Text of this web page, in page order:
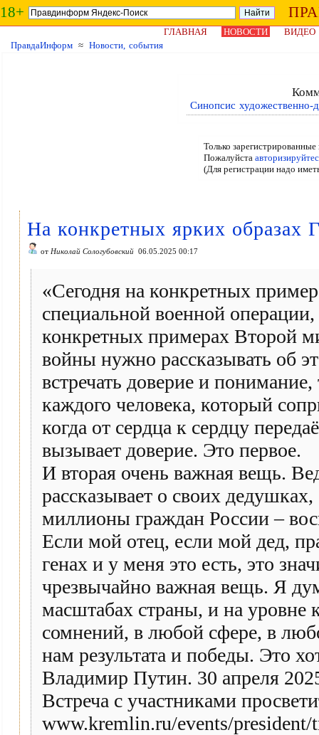
18+
ГЛАВНАЯ НОВОСТИ
ВИДЕО
ПравдаИнформ ≈ Новости, события
Синопсис
Только
Пожалуйста
(Для регистрации надо
На конкретных ярких образах
от Николай Сологубовский 06.05.2025 00:17
«Сегодня на конкретных
специальной военной
конкретных примерах Второй
войны нужно рассказывать об
встречать доверие и
каждого человека, который
когда от сердца к сердцу
вызывает доверие. Это первое.
И вторая очень важная вещь.
рассказывает о своих
миллионы граждан России –
Если мой отец, если мой дед,
генах и у меня это есть, это
чрезвычайно важная вещь. Я
масштабах страны, и на уровне
сомнений, в любой сфере, в
нам результата и победы. Это
Владимир Путин. 30 апреля
Встреча с участниками
www.kremlin.ru/events/president/